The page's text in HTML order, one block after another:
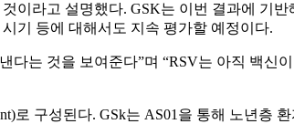
라고 설명했다. GSK는 이번 결과에 기반
기 등에 대해서도 지속 평가할 예정이다.
다는 것을 보여준다”며 “RSV는 아직 백신
로 구성된다. GSk는 AS01을 통해 노년층